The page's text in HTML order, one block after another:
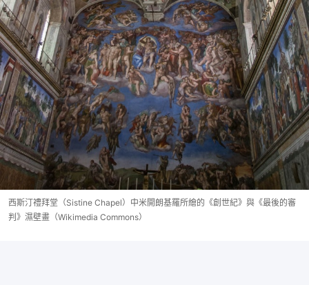
西斯汀禮拜堂（Sistine Chapel）中米開朗基羅所繪的《創世紀》與《最後的審
判》濕壁畫（Wikimedia Commons）